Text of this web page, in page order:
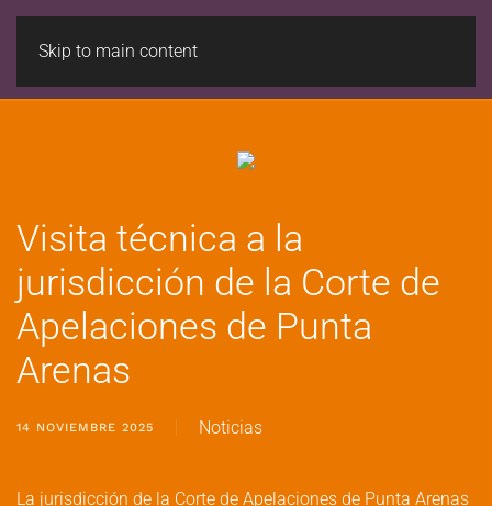
Skip to main content
Visita técnica a la
jurisdicción de la Corte de
Apelaciones de Punta
Arenas
14 NOVIEMBRE 2025 Noticias
La jurisdicción de la Corte de Apelaciones de Punta Arenas